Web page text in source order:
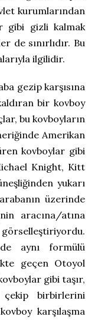
kurumlarından
gibi gizli kalmak
de sınırlıdır. Bu
ilgilidir.
gezip karşısına
bir kovboy
bu kovboyların
Amerikan
kovboylar gibi
Knight, Kitt
yukarı
üzerinde
aracına/atına
aynı formülü
geçen Otoyol
gibi taşır,
birbirlerini
karşılaşma